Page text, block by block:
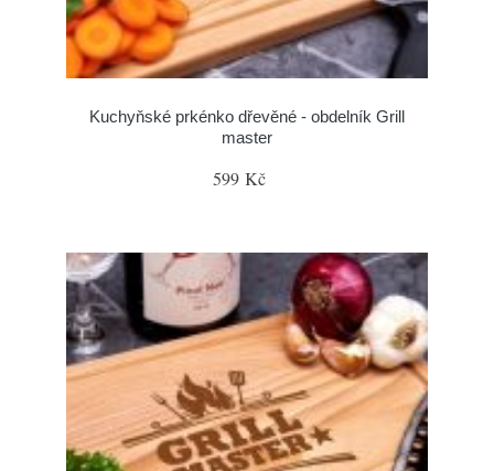
Kuchyňské prkénko dřevěné - obdelník Grill
master
599 Kč